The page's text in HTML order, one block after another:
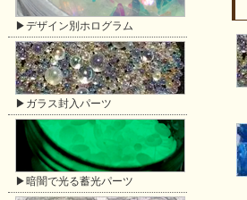
▶デザイン別ホログラム
▶ガラス封入パーツ
▶暗闇で光る蓄光パーツ